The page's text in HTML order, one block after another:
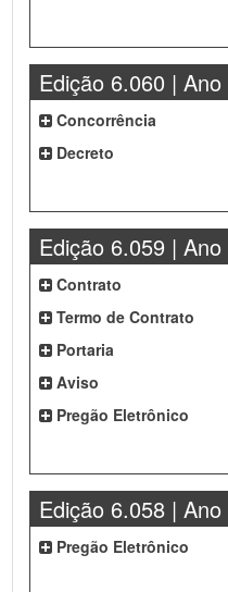
Edição 6.060 | Ano
Concorrência
Decreto
Edição 6.059 | Ano
Contrato
Termo de Contrato
Portaria
Aviso
Pregão Eletrônico
Edição 6.058 | Ano
Pregão Eletrônico